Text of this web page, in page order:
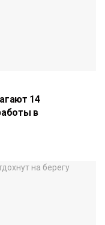
14
в